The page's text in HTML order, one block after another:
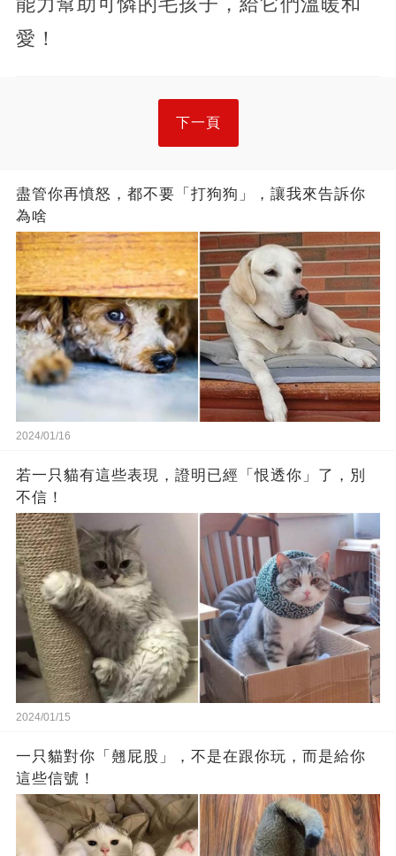
愛！
下一頁
盡管你再憤怒，都不要「打狗狗」，讓我來告訴你
為啥
2024/01/16
若一只貓有這些表現，證明已經「恨透你」了，別
不信！
2024/01/15
一只貓對你「翹屁股」，不是在跟你玩，而是給你
這些信號！